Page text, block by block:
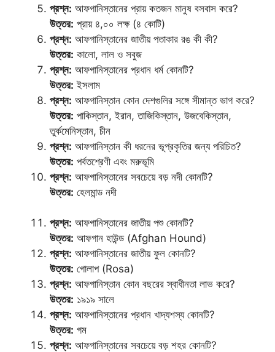
প্রশ্ন: আফগানিস্তানের প্রায় কতজন মানুষ বসবাস করে?
উত্তর: প্রায় ৪,০০ লক্ষ (৪ কোটি)
প্রশ্ন: আফগানিস্তানের জাতীয় পতাকার রঙ কী কী?
উত্তর: কালো, লাল ও সবুজ
প্রশ্ন: আফগানিস্তানের প্রধান ধর্ম কোনটি?
উত্তর: ইসলাম
প্রশ্ন: আফগানিস্তান কোন দেশগুলির সঙ্গে সীমান্ত ভাগ করে?
উত্তর: পাকিস্তান, ইরান, তাজিকিস্তান, উজবেকিস্তান,
তুর্কমেনিস্তান, চীন
প্রশ্ন: আফগানিস্তান কী ধরনের ভূপ্রকৃতির জন্য পরিচিত?
উত্তর: পর্বতশ্রেণী এবং মরুভূমি
প্রশ্ন: আফগানিস্তানের সবচেয়ে বড় নদী কোনটি?
উত্তর: হেলমান্ড নদী
প্রশ্ন: আফগানিস্তানের জাতীয় পশু কোনটি?
উত্তর: আফগান হাউন্ড (Afghan Hound)
প্রশ্ন: আফগানিস্তানের জাতীয় ফুল কোনটি?
উত্তর: গোলাপ (Rosa)
প্রশ্ন: আফগানিস্তান কোন বছরের স্বাধীনতা লাভ করে?
উত্তর: ১৯১৯ সালে
প্রশ্ন: আফগানিস্তানের প্রধান খাদ্যশস্য কোনটি?
উত্তর: গম
প্রশ্ন: আফগানিস্তানের সবচেয়ে বড় শহর কোনটি?